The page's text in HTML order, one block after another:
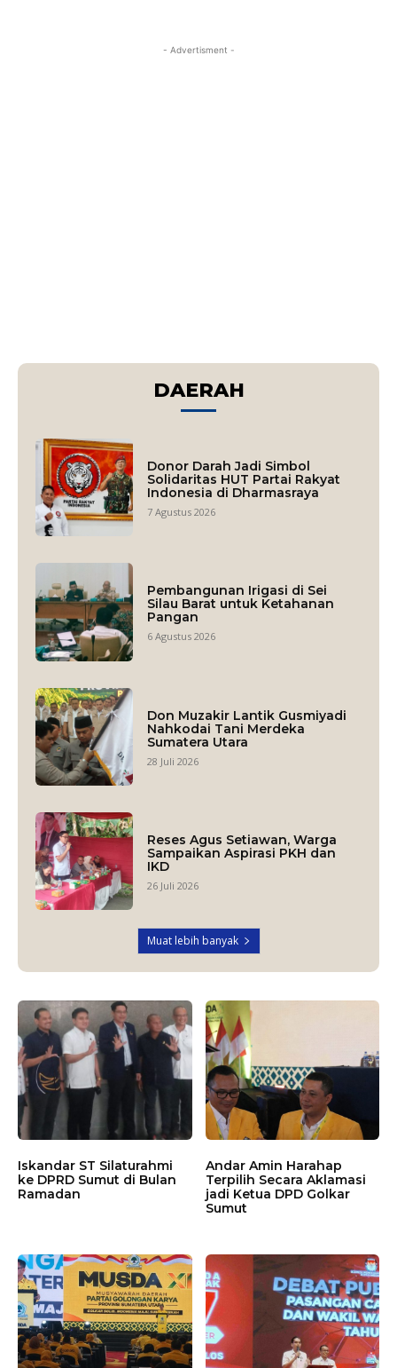
- Advertisment -
DAERAH
Donor Darah Jadi Simbol
Solidaritas HUT Partai Rakyat
Indonesia di Dharmasraya
7 Agustus 2026
Pembangunan Irigasi di Sei
Silau Barat untuk Ketahanan
Pangan
6 Agustus 2026
Don Muzakir Lantik Gusmiyadi
Nahkodai Tani Merdeka
Sumatera Utara
28 Juli 2026
Reses Agus Setiawan, Warga
Sampaikan Aspirasi PKH dan
IKD
26 Juli 2026
Muat lebih banyak
Iskandar ST Silaturahmi
ke DPRD Sumut di Bulan
Ramadan
Andar Amin Harahap
Terpilih Secara Aklamasi
jadi Ketua DPD Golkar
Sumut